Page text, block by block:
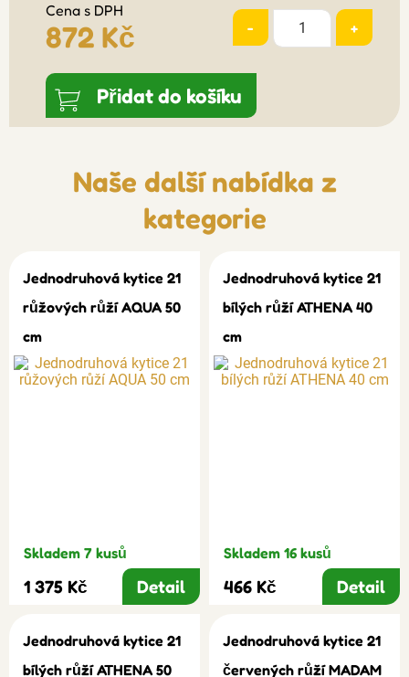
Cena s DPH
872 Kč - +
Přidat do košíku
Naše další nabídka z
kategorie
Jednodruhová kytice 21
růžových růží AQUA 50
cm
Skladem 7 kusů
1 375 Kč Detail
Jednodruhová kytice 21
bílých růží ATHENA 40
cm
Skladem 16 kusů
466 Kč Detail
Jednodruhová kytice 21
bílých růží ATHENA 50
Jednodruhová kytice 21
červených růží MADAM